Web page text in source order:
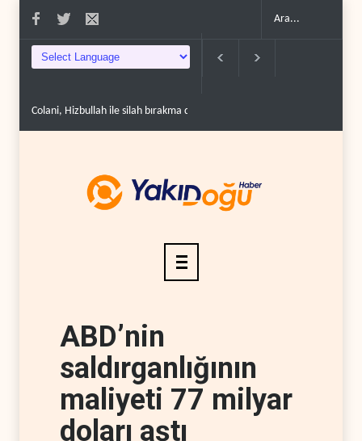
Colani, Hizbullah ile silah bırakma diyaloğu için kanal a..
ABD’nin
saldırganlığının
maliyeti 77 milyar
doları aştı